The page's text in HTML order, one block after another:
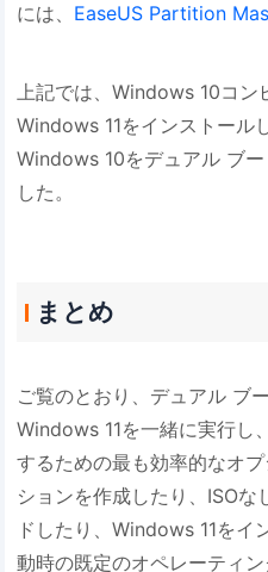
には、 EaseUS Partition
上記では、Windows 10コ
Windows 11をインストール
Windows 10をデュアル ブ
した。
まとめ
ご覧のとおり、デュアル ブ
Windows 11を一緒に実行し
するための最も効率的なオ
ションを作成したり、ISO
ドしたり、Windows 11をイ
動時の既定のオペレーティ